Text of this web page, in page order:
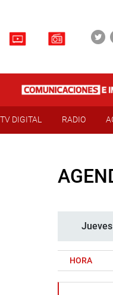
TV DIGITAL RADIO
HORA